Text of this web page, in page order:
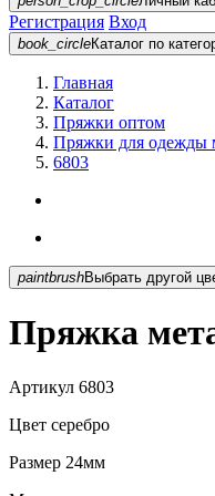
Регистрация Вход
book_circleКаталог по
Главная
Каталог
Пряжки оптом
Пряжки для одежды
6803
paintbrush Выбрать
Пряжка
Артикул 6803
Цвет серебро
Размер 24мм